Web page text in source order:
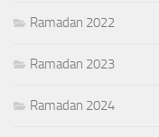
Ramadan 2022
Ramadan 2023
Ramadan 2024